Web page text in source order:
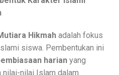
Hikmah adalah fokus
siswa. Pembentukan ini
harian yang
nilai-nilai Islam dalam